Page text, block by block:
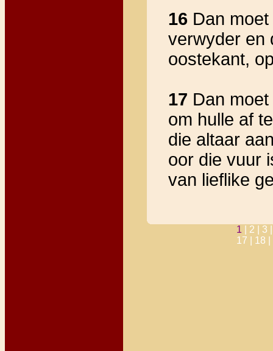
16 Dan
verwyder en
oostekant,
17 Dan
om hulle af
die altaar
oor die vuur
van lieflike
1 2 | 3
17 | 18 |